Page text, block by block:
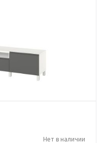
Нет в наличии